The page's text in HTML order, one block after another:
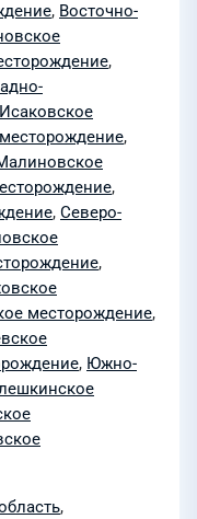
Северо-
Южно-
Гаевском,
недр и
году»
, Восточно-
,
Исаковское
,
,
, Северо-
,
месторождение,
, Южно-
,